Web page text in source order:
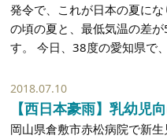
発令で、これが日本の夏に
の頃の夏と、最低気温の差
す。 今日、38度の愛知県で
2018.07.10
【西日本豪雨】乳幼児
岡山県倉敷市赤松病院で新